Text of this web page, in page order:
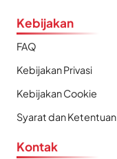
Kebijakan
FAQ
Kebijakan Privasi
Kebijakan Cookie
Syarat dan Ketentuan
Kontak